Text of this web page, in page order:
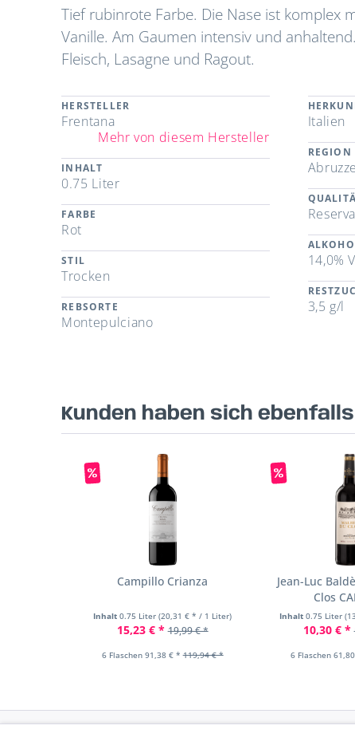
Tief rubinrote Farbe. Die Nase ist komplex
Vanille. Am Gaumen intensiv und
Fleisch, Lasagne und Ragout.
HERSTELLER
Frentana
Mehr von diesem Hersteller
INHALT
0.75 Liter
FARBE
Rot
STIL
Trocken
REBSORTE
Montepulciano
Italien
REGION
Reserva
14,0%
3,5 g/l
Kunden haben sich
Campillo Crianza
Inhalt0.75 Liter(20,31 € * / 1 Liter)
15,23 € * 19,99 € *
6 Flaschen 91,38 € * 119,94 € *
Jean-Luc
Clos
Inhalt0.75 Liter
10,30 € *
6 Flaschen